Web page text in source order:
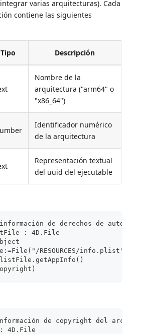
varias arquitecturas). Cada
contiene las siguientes
Tipo Descripción
Nombre de la
arquitectura ("arm64" o
"x86_64")
Identificador numérico
de la arquitectura
Representación textual
del uuid del ejecutable
de derechos de autor
: 4D.File
RESOURCES/info.plist")
de copyright del archivo
4D.File